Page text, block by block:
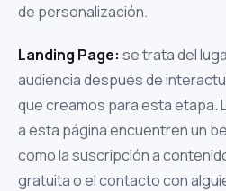
de personalización.
Landing Page: se trata del
audiencia después de
que creamos para esta etapa.
a esta página encuentren un
como la suscripción a
gratuita o el contacto con